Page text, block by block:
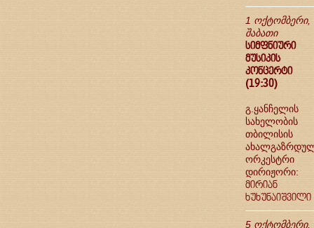
1 ოქტომბერი,
შაბათი
სიმფნიური
მუსიკის
კონცერტი
(19:30)
გ.ყანჩელის
სახელობის
თბილისის
ორკესტრი
დირიჟორი:
მირიან
ხუხუნაიშვილი
5 ოქტომბერი,